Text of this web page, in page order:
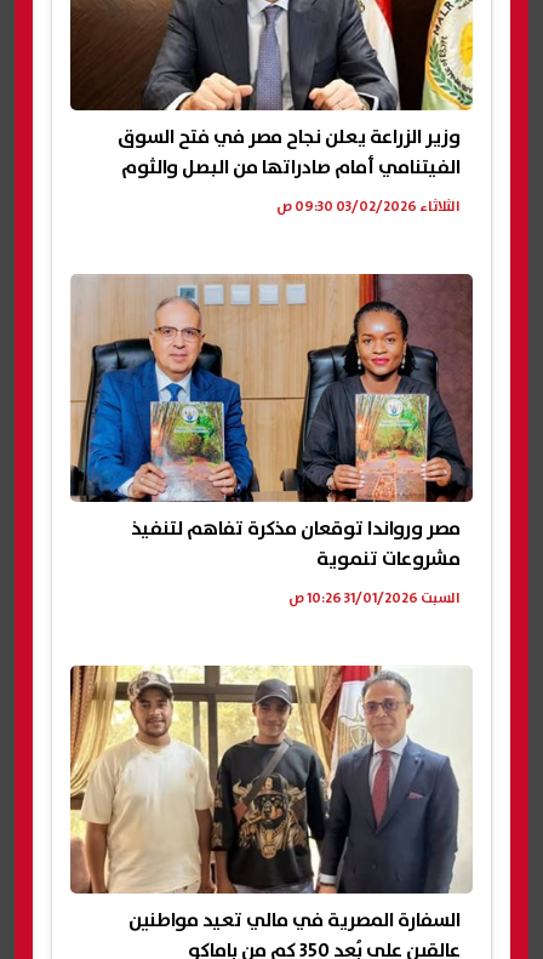
وزير الزراعة يعلن نجاح مصر في فتح السوق
الفيتنامي أمام صادراتها من البصل والثوم
الثلاثاء 03/02/2026 09:30 ص
مصر ورواندا توقعان مذكرة تفاهم لتنفيذ
مشروعات تنموية
السبت 31/01/2026 10:26 ص
السفارة المصرية في مالي تعيد مواطنين
عالقين على بُعد 350 كم من باماكو